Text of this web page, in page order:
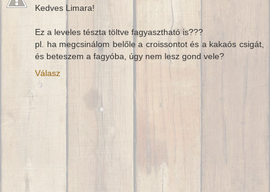
Kedves Limara!
Ez a leveles tészta töltve fagyasztható is???
pl. ha megcsinálom belőle a croissontot és a kakaós csigát,
és beteszem a fagyóba, úgy nem lesz gond vele?
Válasz